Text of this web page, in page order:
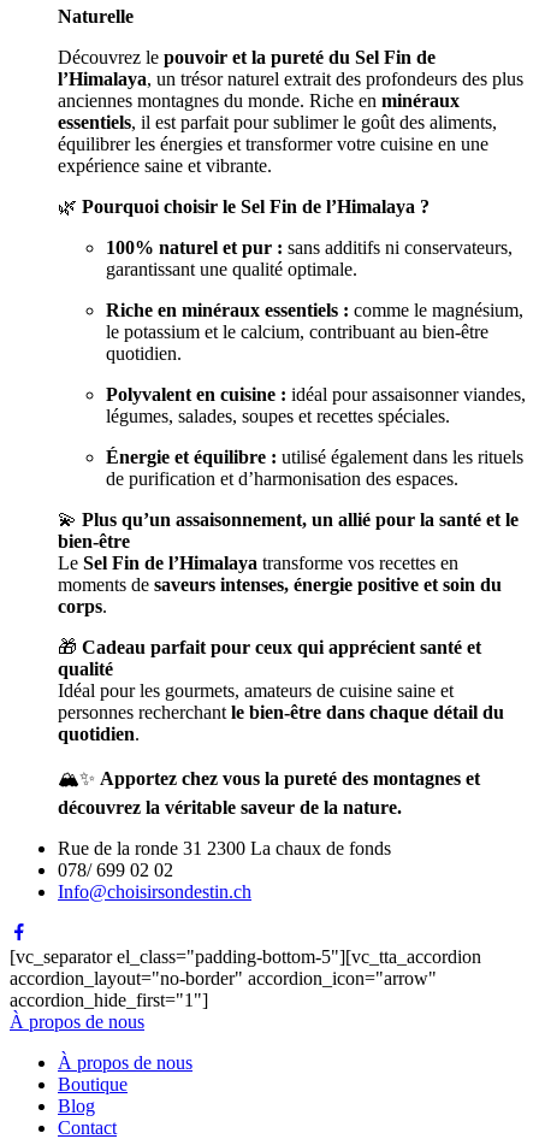
Naturelle
Découvrez le pouvoir et la pureté du Sel Fin de
l’Himalaya, un trésor naturel extrait des profondeurs des plus
anciennes montagnes du monde. Riche en minéraux
essentiels, il est parfait pour sublimer le goût des aliments,
équilibrer les énergies et transformer votre cuisine en une
expérience saine et vibrante.
🌿 Pourquoi choisir le Sel Fin de l’Himalaya ?
100% naturel et pur : sans additifs ni conservateurs,
garantissant une qualité optimale.
Riche en minéraux essentiels : comme le magnésium,
le potassium et le calcium, contribuant au bien-être
quotidien.
Polyvalent en cuisine : idéal pour assaisonner viandes,
légumes, salades, soupes et recettes spéciales.
Énergie et équilibre : utilisé également dans les rituels
de purification et d’harmonisation des espaces.
💫 Plus qu’un assaisonnement, un allié pour la santé et le
bien-être
Le Sel Fin de l’Himalaya transforme vos recettes en
moments de saveurs intenses, énergie positive et soin du
corps.
🎁 Cadeau parfait pour ceux qui apprécient santé et
qualité
Idéal pour les gourmets, amateurs de cuisine saine et
personnes recherchant le bien-être dans chaque détail du
quotidien.
🏔️✨ Apportez chez vous la pureté des montagnes et
découvrez la véritable saveur de la nature.
Rue de la ronde 31 2300 La chaux de fonds
078/ 699 02 02
Info@choisirsondestin.ch
[vc_separator el_class="padding-bottom-5"][vc_tta_accordion
accordion_layout="no-border" accordion_icon="arrow"
accordion_hide_first="1"]
À propos de nous
À propos de nous
Boutique
Blog
Contact